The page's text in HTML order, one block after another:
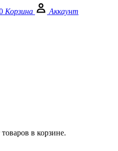
Корзина Аккаунт
в корзине.